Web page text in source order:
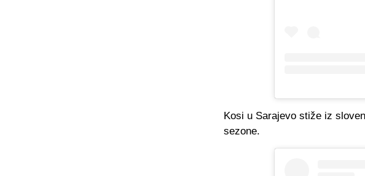
Kosi u Sarajevo stiže iz
sezone.